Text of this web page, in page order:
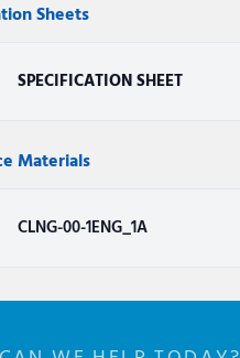
Sheets
SPECIFICATION SHEET
Materials
CLNG-00-1ENG_1A